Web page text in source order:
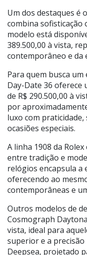
Um dos destaques é
combina sofisticação
modelo está
389.500,00 à vista,
contemporâneo e da
Para quem busca
Day-Date 36 oferece
de R$ 290.500,00 à
por
luxo com
ocasiões especiais.
A linha 1908 da
entre tradição e
relógios encapsula a
oferecendo ao
contemporâneas e
Outros modelos de
Cosmograph
vista, ideal para
superior e a
Deepsea, projetado